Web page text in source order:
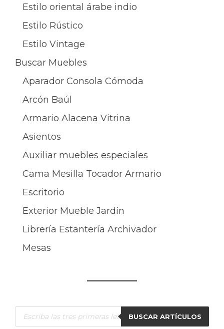
Estilo oriental árabe indio
Estilo Rústico
Estilo Vintage
Buscar Muebles
Aparador Consola Cómoda
Arcón Baúl
Armario Alacena Vitrina
Asientos
Auxiliar muebles especiales
Cama Mesilla Tocador Armario
Escritorio
Exterior Mueble Jardín
Librería Estantería Archivador
Mesas
Búsqueda
de
BUSCAR ARTÍCULOS